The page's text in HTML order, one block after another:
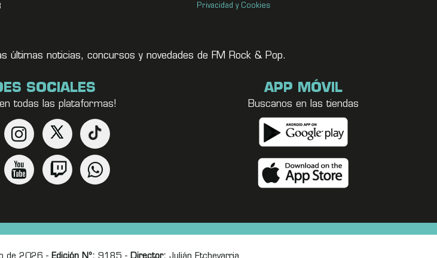
Privacidad y Cookies
últimas noticias, concursos y novedades de FM Rock & Pop.
SOCIALES
todas las plataformas!
APP MÓVIL
Buscanos en las tiendas